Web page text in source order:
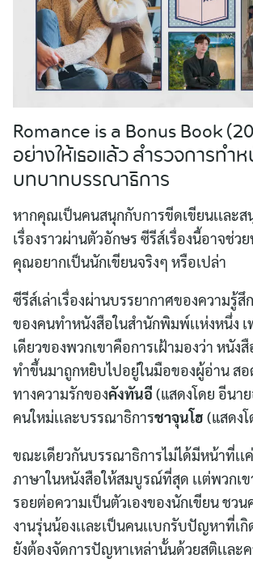
Search
for:
Romance is a Bonus Book
อย่างให้เธอเเล้ว สำรวจการท
บทบาทบรรณาธิการ
หากคุณเป็นคนสนุกกับการขีดเขียนเเละ
เรื่องราวผ่านตัวอักษร ซีรีส์เรื่องนี้อาจช่ว
คุณอยากเป็นนักเขียนจริงๆ หรือเปล่า
ซีรีส์เล่าเรื่องผ่านบรรยากาศของความรู้สึ
ของคนทำหนังสือในสำนักพิมพ์เเห่งหนึ่ง เ
เดียวของพวกเขาคือการเฝ้ามองว่า หนัง
ทำขึ้นมาถูกหยิบไปอยู่ในมือของผู้อ่าน สอ
ทางความรักของคังทันอี (แสดงโดย อีนา
คนใหม่เเละบรรณาธิการชาจุนโฮ (แสดง
ขณะเดียวกันบรรณาธิการไม่ได้มีหน้าที่เเ
ภาษาในหนังสือให้สมบูรณ์ที่สุด เเต่พวกเ
รอยต่อความเป็นตัวเองของนักเขียน ชว
งานรุ่นน้องเเละเป็นคนเเบกรับปัญหาที่เ
ยังต้องจัดการปัญหาเหล่านั้นด้วยสติเเละ